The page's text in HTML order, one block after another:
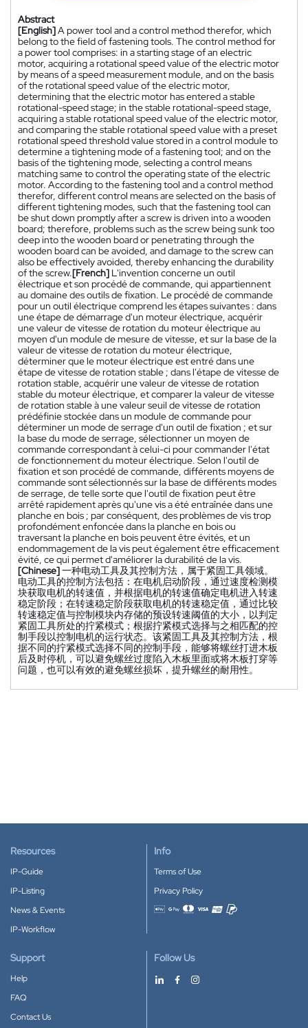
Abstract
[English]A power tool and a control method therefor, which
belong to the field of fastening tools. The control method for
a power tool comprises: in a starting stage of an electric
motor, acquiring a rotational speed value of the electric motor
by means of a speed measurement module, and on the basis
of the rotational speed value of the electric motor,
determining that the electric motor has entered a stable
rotational-speed stage; in the stable rotational-speed stage,
acquiring a stable rotational speed value of the electric motor,
and comparing the stable rotational speed value with a preset
rotational speed threshold value stored in a control module to
determine a tightening mode of a fastening tool; and on the
basis of the tightening mode, selecting a control means
matching same to control the operating state of the electric
motor. According to the fastening tool and a control method
therefor, different control means are selected on the basis of
different tightening modes, such that the fastening tool can
be shut down promptly after a screw is driven into a wooden
board; therefore, problems such as the screw being sunk too
deep into the wooden board or penetrating through the
wooden board can be avoided, and damage to the screw can
also be effectively avoided, thereby enhancing the durability
of the screw.[French] L'invention concerne un outil
électrique et son procédé de commande, qui appartiennent
au domaine des outils de fixation. Le procédé de commande
pour un outil électrique comprend les étapes suivantes : dans
une étape de démarrage d'un moteur électrique, acquérir
une valeur de vitesse de rotation du moteur électrique au
moyen d'un module de mesure de vitesse, et sur la base de la
valeur de vitesse de rotation du moteur électrique,
déterminer que le moteur électrique est entré dans une
étape de vitesse de rotation stable ; dans l'étape de vitesse de
rotation stable, acquérir une valeur de vitesse de rotation
stable du moteur électrique, et comparer la valeur de vitesse
de rotation stable à une valeur seuil de vitesse de rotation
prédéfinie stockée dans un module de commande pour
déterminer un mode de serrage d'un outil de fixation ; et sur
la base du mode de serrage, sélectionner un moyen de
commande correspondant à celui-ci pour commander l'état
de fonctionnement du moteur électrique. Selon l'outil de
fixation et son procédé de commande, différents moyens de
commande sont sélectionnés sur la base de différents modes
de serrage, de telle sorte que l'outil de fixation peut être
arrêté rapidement après qu'une vis a été entraînée dans une
planche en bois ; par conséquent, des problèmes de vis trop
profondément enfoncée dans la planche en bois ou
traversant la planche en bois peuvent être évités, et un
endommagement de la vis peut également être efficacement
évité, ce qui permet d'améliorer la durabilité de la vis.
[Chinese]一种电动工具及其控制方法，属于紧固工具领域。
电动工具的控制方法包括：在电机启动阶段，通过速度检测模
块获取电机的转速值，并根据电机的转速值确定电机进入转速
稳定阶段；在转速稳定阶段获取电机的转速稳定值，通过比较
转速稳定值与控制模块内存储的预设转速阈值的大小，以判定
紧固工具所处的拧紧模式；根据拧紧模式选择与之相匹配的控
制手段以控制电机的运行状态。该紧固工具及其控制方法，根
据不同的拧紧模式选择不同的控制手段，能够将螺丝打进木板
后及时停机，可以避免螺丝过度陷入木板里面或将木板打穿等
问题，也可以有效的避免螺丝损坏，提升螺丝的耐用性。
Resources
IP-Guide
IP-Listing
News & Events
IP-Workflow
Info
Terms of Use
Privacy Policy
Accepted payment methods
Support
Help
FAQ
Contact Us
Follow Us